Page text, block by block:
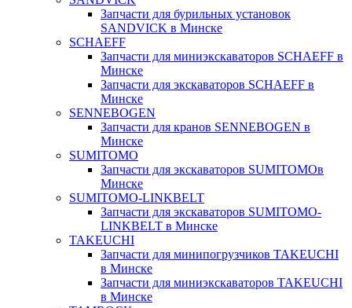
Запчасти для бурильных установок
SANDVICK в Минске
SCHAEFF
Запчасти для миниэкскаваторов SCHAEFF в
Минске
Запчасти для экскаваторов SCHAEFF в
Минске
SENNEBOGEN
Запчасти для кранов SENNEBOGEN в
Минске
SUMITOMO
Запчасти для экскаваторов SUMITOMOв
Минске
SUMITOMO-LINKBELT
Запчасти для экскаваторов SUMITOMO-
LINKBELT в Минске
TAKEUCHI
Запчасти для минипогрузчиков TAKEUCHI
в Минске
Запчасти для миниэкскаваторов TAKEUCHI
в Минске